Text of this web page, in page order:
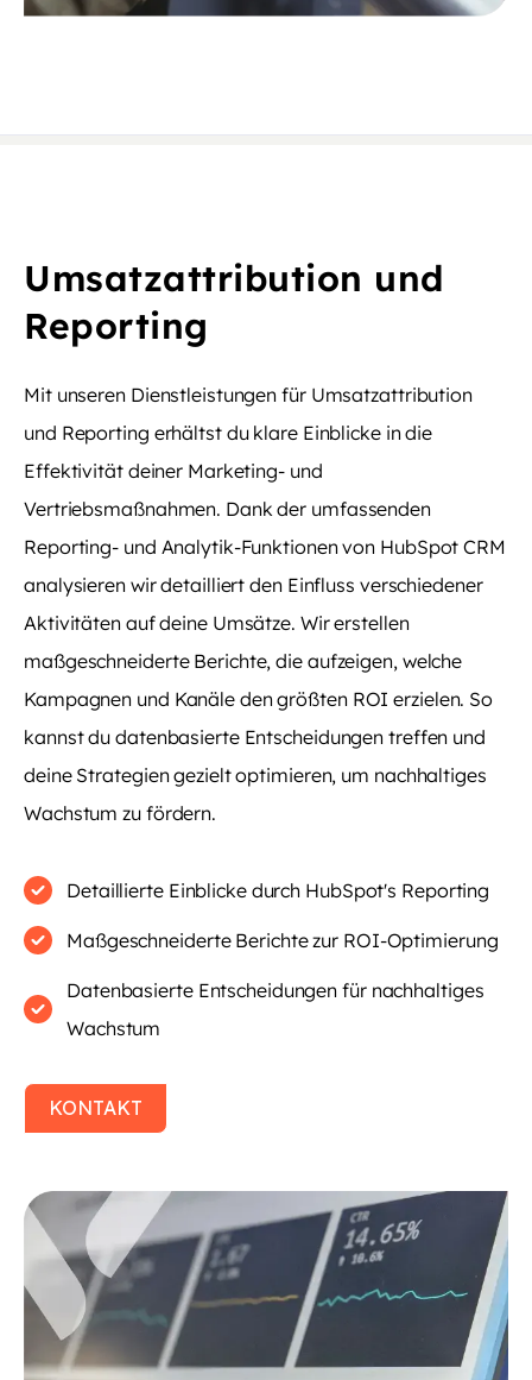
Umsatzattribution und
Reporting
Mit unseren Dienstleistungen für Umsatzattribution
und Reporting erhältst du klare Einblicke in die
Effektivität deiner Marketing- und
Vertriebsmaßnahmen. Dank der umfassenden
Reporting- und Analytik-Funktionen von HubSpot CRM
analysieren wir detailliert den Einfluss verschiedener
Aktivitäten auf deine Umsätze. Wir erstellen
maßgeschneiderte Berichte, die aufzeigen, welche
Kampagnen und Kanäle den größten ROI erzielen. So
kannst du datenbasierte Entscheidungen treffen und
deine Strategien gezielt optimieren, um nachhaltiges
Wachstum zu fördern.
Detaillierte Einblicke durch HubSpot's Reporting
Maßgeschneiderte Berichte zur ROI-Optimierung
Datenbasierte Entscheidungen für nachhaltiges
Wachstum
KONTAKT